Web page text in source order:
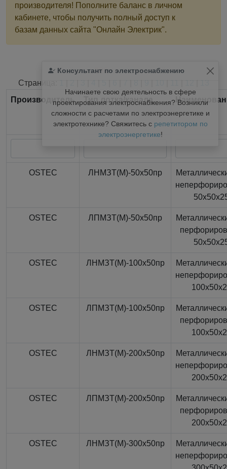
производителя! Пополните баланс в личном
кабинете, чтобы получить полный доступ к
базам данных сайта "Онлайн Электрик".
Консультант по электроснабжению
Начинаете свою деятельность в сфере
проектирования электроснабжения? Возникли
сложности с расчетами по электроэнергетике и
электротехнике? Свяжитесь с репетитором по
электроэнергетике!
Найдено366из366записей.
Страница:
Производитель
Тип лотка/канала
OSTEC ЛНМЗТ(М)-50x50пр
OSTEC ЛПМЗТ(М)-50x50пр
OSTEC ЛНМЗТ(М)-100x50пр
OSTEC ЛПМЗТ(М)-100x50пр
OSTEC ЛНМЗТ(М)-200x50пр
OSTEC ЛПМЗТ(М)-200x50пр
OSTEC ЛНМЗТ(М)-300x50пр